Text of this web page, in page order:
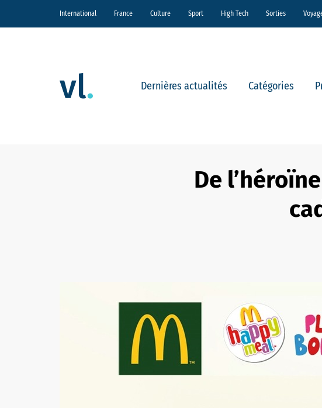
International France Culture Sport High Tech Sorties
Dernières actualités Catégories
De